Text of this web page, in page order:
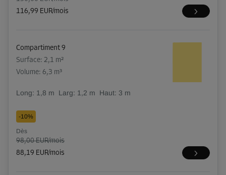
116,99 EUR/mois
Compartiment 9
Surface: 2,1 m²
Volume: 6,3 m³
Long: 1,8 m Larg: 1,2 m Haut: 3 m
-10%
Dès
98,00 EUR/mois
88,19 EUR/mois